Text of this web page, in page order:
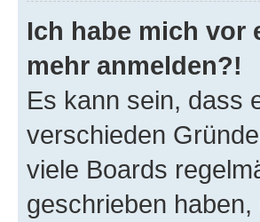
Ich habe mich vor
mehr anmelden?!
Es kann sein, dass
verschieden
viele Boards
geschrieben